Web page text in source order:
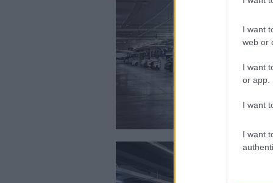
I want
web or
I want
or app.
I want
I want